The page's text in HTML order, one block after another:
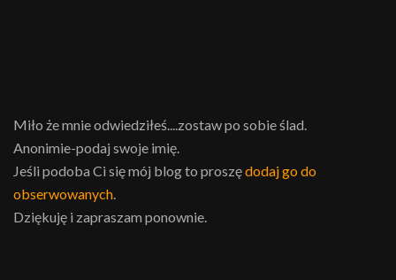
Miło że mnie odwiedziłeś....zostaw po sobie ślad.
Anonimie-podaj swoje imię.
Jeśli podoba Ci się mój blog to proszędodaj go do
obserwowanych
Dziękuję i zapraszam ponownie.